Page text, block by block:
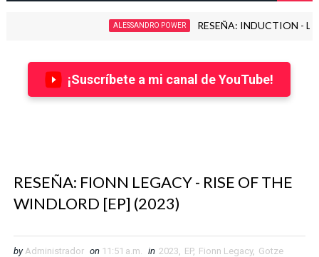
ALESSANDRO POWER RESEÑA: INDUCTION - LOVE
¡Suscríbete a mi canal de YouTube!
RESEÑA: FIONN LEGACY - RISE OF THE
WINDLORD [EP] (2023)
by Administrador on 11:51 a.m. in 2023, EP, Fionn Legacy, Gotze